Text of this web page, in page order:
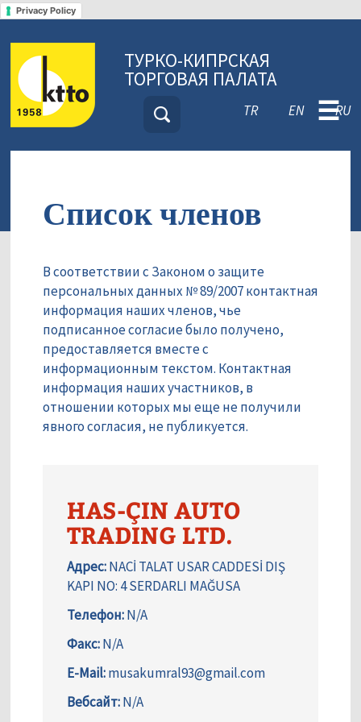
Privacy Policy
ТУРКО-КИПРСКАЯ
ТОРГОВАЯ ПАЛАТА
TR EN RU
☰
Список членов
В соответствии с Законом о защите
персональных данных № 89/2007 контактная
информация наших членов, чье
подписанное согласие было получено,
предоставляется вместе с
информационным текстом. Контактная
информация наших участников, в
отношении которых мы еще не получили
явного согласия, не публикуется.
HAS-ÇIN AUTO
TRADING LTD.
Адрес:NACİ TALAT USAR CADDESİ DIŞ
KAPI NO: 4 SERDARLI MAĞUSA
Телефон:N/A
Факс:N/A
E-Mail:musakumral93@gmail.com
Вебсайт:N/A